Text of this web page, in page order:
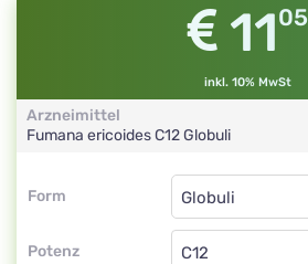
1105
inkl. 10% MwSt
Arzneimittel
Fumana ericoidesC12Globuli
Form
Form
Potenz
Globuli
C12